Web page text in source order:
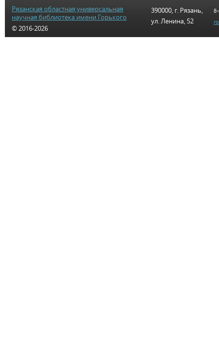
Рязанская областная универсальная
научная библиотека имени Горького
© 2016-2026
390000, г. Рязань,
ул. Ленина, 52